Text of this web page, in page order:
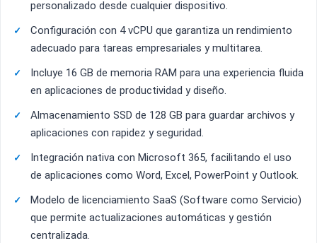
personalizado desde cualquier dispositivo.
Configuración con 4 vCPU que garantiza un rendimiento
adecuado para tareas empresariales y multitarea.
Incluye 16 GB de memoria RAM para una experiencia fluida
en aplicaciones de productividad y diseño.
Almacenamiento SSD de 128 GB para guardar archivos y
aplicaciones con rapidez y seguridad.
Integración nativa con Microsoft 365, facilitando el uso
de aplicaciones como Word, Excel, PowerPoint y Outlook.
Modelo de licenciamiento SaaS (Software como Servicio)
que permite actualizaciones automáticas y gestión
centralizada.